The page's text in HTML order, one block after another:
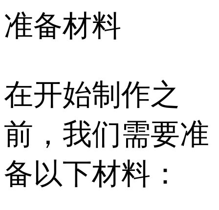
准备材料
在开始制作之
前，我们需要准
备以下材料：